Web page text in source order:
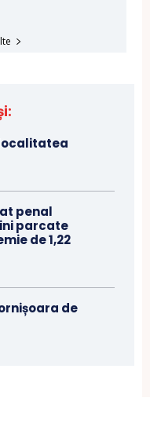
penal
parcate
de 1,22
de